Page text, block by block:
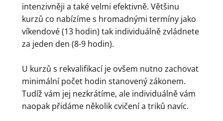
intenzivněji a také velmi efektivně. Většinu
kurzů co nabízíme s hromadnými termíny jako
víkendové (13 hodin) tak individuálně zvládnete
za jeden den (8-9 hodin).
U kurzů s rekvalifikací je ovšem nutno zachovat
minimální počet hodin stanovený zákonem.
Tudíž vám jej nezkrátíme, ale individuálně vám
naopak přidáme několik cvičení a triků navíc.